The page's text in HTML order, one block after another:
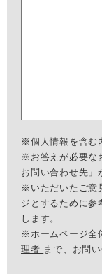
※個人情報を含む
※お答えが必要な
お問い合わせ先」
※いただいたご意
ジとするために参
します。
※ホームページ全
理者 まで、お問